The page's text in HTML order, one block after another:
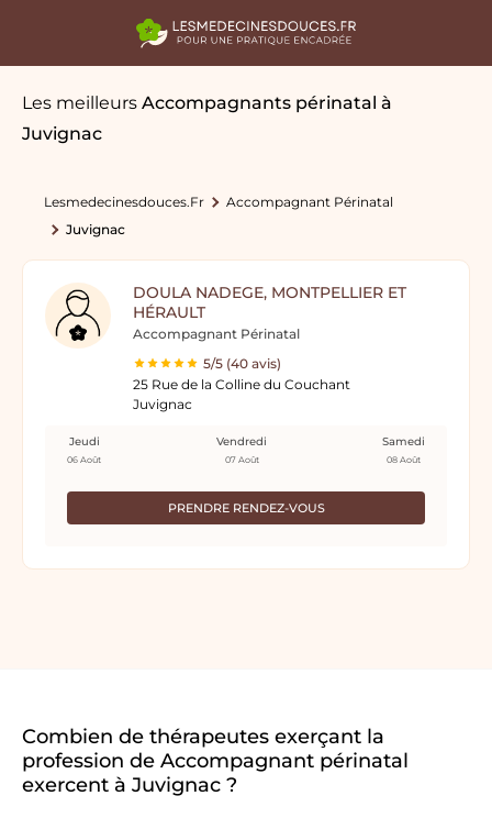
Les meilleurs Accompagnants périnatal à
Juvignac
Lesmedecinesdouces.fr
Accompagnant Périnatal
Juvignac
DOULA NADEGE, MONTPELLIER ET
HÉRAULT
Accompagnant Périnatal
5/5 (40 avis)
25 Rue de la Colline du Couchant
Juvignac
PRENDRE RENDEZ-VOUS
Jeudi
06 Août
Vendredi
07 Août
Samedi
08 Août
Combien de thérapeutes exerçant la
profession de Accompagnant périnatal
exercent à Juvignac ?